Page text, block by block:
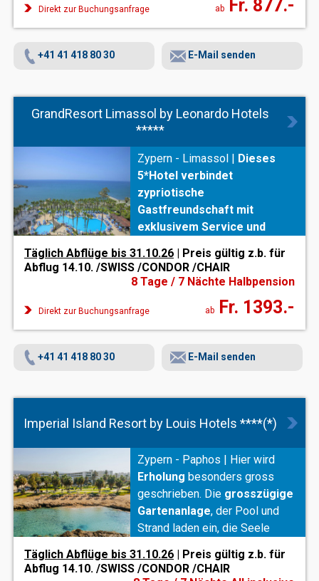
Wohlfühlmomente sorgt der
Spa.
Direkt zur Buchungsanfrage ab Fr. 877.-
+41 41 418 80 30 E-Mail senden
GrandResort Limassol by Leonardo Hotels
*****
Zypern - Limassol | Dieses
5*Hotel verbindet
zypriotische
Gastfreundschaft mit
exklusivem Service und
direkt am herrlichen
Sandstrand mit Promenade.
Täglich Abflüge bis 31.10.26 | Preis gültig z.b. für
Abflug 14.10. /SWISS /CONDOR /CHAIR
8 Tage / 7 Nächte Halbpension
Direkt zur Buchungsanfrage ab Fr. 1393.-
+41 41 418 80 30 E-Mail senden
Imperial Island Resort by Louis Hotels ****(*)
Zypern - Paphos | Hier wird
Erholung besonders gross
geschrieben. Die grosszügige
Gartenanlage, der Pool und
Strand laden ein, die Seele
familienfreundliche Hotelanlage
Täglich Abflüge bis 31.10.26 | Preis gültig z.b. für
Abflug 14.10. /SWISS /CONDOR /CHAIR